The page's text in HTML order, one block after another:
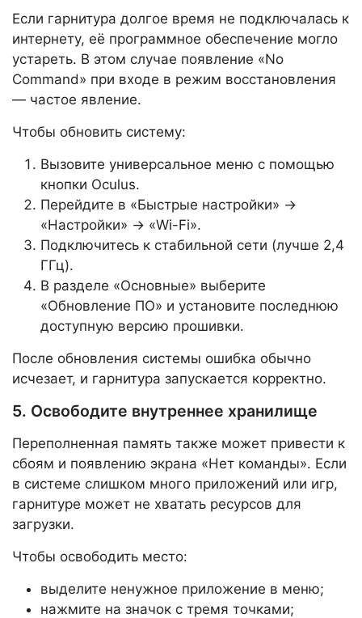
Если гарнитура долгое время не подключалась к
интернету, её программное обеспечение могло
устареть. В этом случае появление «No
Command» при входе в режим восстановления
— частое явление.
Чтобы обновить систему:
Вызовите универсальное меню с помощью
кнопки Oculus.
Перейдите в «Быстрые настройки» →
«Настройки» → «Wi-Fi».
Подключитесь к стабильной сети (лучше 2,4
ГГц).
В разделе «Основные» выберите
«Обновление ПО» и установите последнюю
доступную версию прошивки.
После обновления системы ошибка обычно
исчезает, и гарнитура запускается корректно.
5. Освободите внутреннее хранилище
Переполненная память также может привести к
сбоям и появлению экрана «Нет команды». Если
в системе слишком много приложений или игр,
гарнитуре может не хватать ресурсов для
загрузки.
Чтобы освободить место:
выделите ненужное приложение в меню;
нажмите на значок с тремя точками;